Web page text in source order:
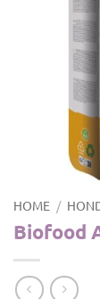
HOME /
Biofood